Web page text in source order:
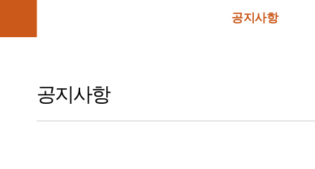
공지사항
공지사항